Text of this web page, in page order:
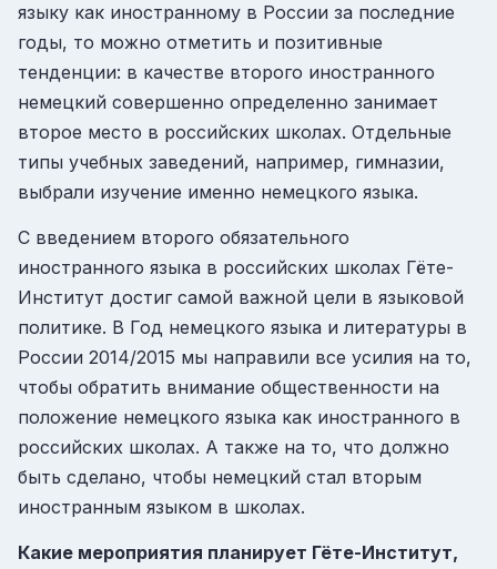
языку как иностранному в России за последние
годы, то можно отметить и позитивные
тенденции: в качестве второго иностранного
немецкий совершенно определенно занимает
второе место в российских школах. Отдельные
типы учебных заведений, например, гимназии,
выбрали изучение именно немецкого языка.
С введением второго обязательного
иностранного языка в российских школах Гёте-
Институт достиг самой важной цели в языковой
политике. В Год немецкого языка и литературы в
России 2014/2015 мы направили все усилия на то,
чтобы обратить внимание общественности на
положение немецкого языка как иностранного в
российских школах. А также на то, что должно
быть сделано, чтобы немецкий стал вторым
иностранным языком в школах.
Какие мероприятия планирует Гёте-Институт,